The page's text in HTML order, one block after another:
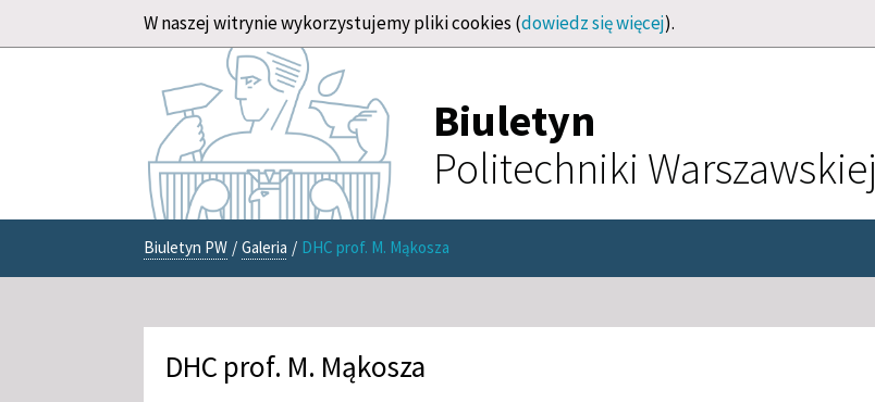
W naszej witrynie wykorzystujemy pliki cookies (dowiedz się więcej).
Biuletyn
Politechniki Warszawskiej
Biuletyn PW / Galeria / DHC prof. M. Mąkosza
DHC prof. M. Mąkosza